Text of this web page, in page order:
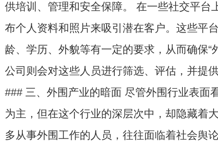
供培训、管理和安全保障。 在一些社交平台
布个人资料和照片来吸引潜在客户。这些平
龄、学历、外貌等有一定的要求，从而确保“
公司则会对这些人员进行筛选、评估，并提
### 三、外围产业的暗面 尽管外围行业表面
为主，但在这个行业的深层次中，却隐藏着
多从事外围工作的人员，往往面临着社会舆